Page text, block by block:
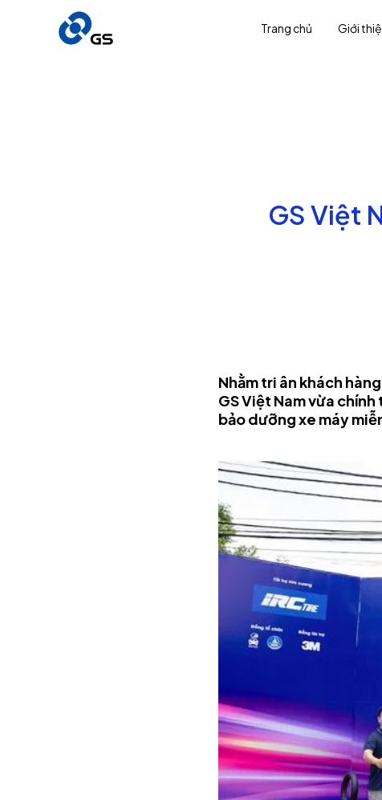
Trang chủ Giới
GS Việt
Nhằm tri ân khách
GS Việt Nam vừa
bảo dưỡng xe máy